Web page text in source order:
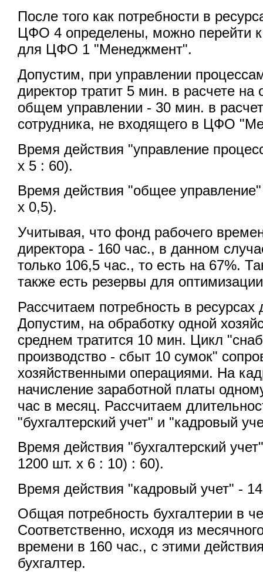
После того как потребности в
ЦФО 4 определены, можно перейти к
для ЦФО 1 "Менеджмент".
Допустим, при управлении
директор тратит 5 мин. в расчете на
общем управлении - 30 мин. в
сотрудника, не входящего в ЦФО
Время действия "управление
х 5 : 60).
Время действия "общее
х 0,5).
Учитывая, что фонд рабочего
директора - 160 час., в данном
только 106,5 час., то есть на 67%.
также есть резервы для
Рассчитаем потребность в ресурсах
Допустим, на обработку одной
среднем тратится 10 мин. Цикл
производство - сбыт 10 сумок"
хозяйственными операциями. На
начисление заработной платы
час в месяц. Рассчитаем
"бухгалтерский учет" и "кадровый
Время действия "бухгалтерский
1200 шт. х 6 : 10) : 60).
Время действия "кадровый учет" -
Общая потребность бухгалтерии в
Соответственно, исходя из
времени в 160 час., с этими
бухгалтер.